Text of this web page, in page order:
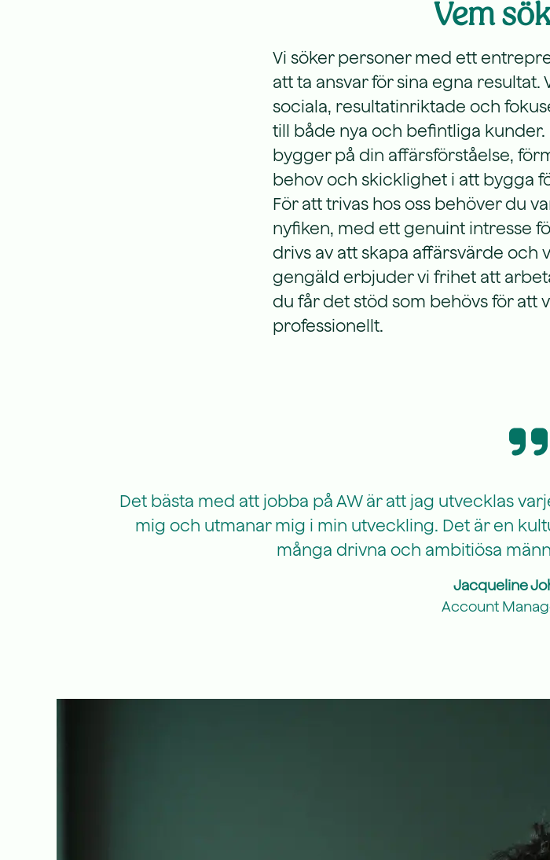
Vem
Vi söker personer med ett
att ta ansvar för sina egna
sociala, resultatinriktade och
till både nya och befintliga
bygger på din affärsförståelse,
behov och skicklighet i att bygga
För att trivas hos oss behöver du
nyfiken, med ett genuint intresse
drivs av att skapa affärsvärde och
gengäld erbjuder vi frihet att
du får det stöd som behövs för att
professionellt.
Det bästa med att jobba på AW är att jag utvecklas
mig och utmanar mig i min utveckling. Det är en
många drivna och ambitiösa
Jacqueline
Account